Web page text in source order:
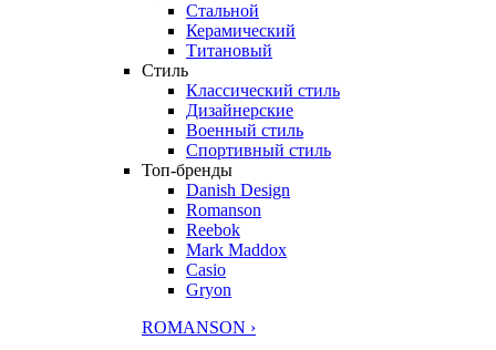
Стальной
Керамический
Титановый
Стиль
Классический стиль
Дизайнерские
Военный стиль
Спортивный стиль
Топ-бренды
Danish Design
Romanson
Reebok
Mark Maddox
Casio
Gryon
ROMANSON ›